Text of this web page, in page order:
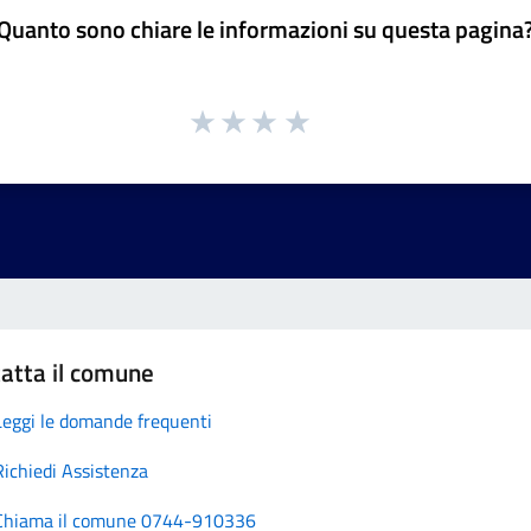
sono chiare le informazioni su questa
il comune
le domande frequenti
Assistenza
il comune 0744-910336